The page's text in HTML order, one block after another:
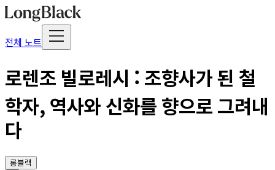
전체 노트
로렌조 빌로레시 : 조향사가 된 철
학자, 역사와 신화를 향으로 그려내
다
롱블랙